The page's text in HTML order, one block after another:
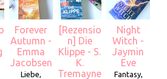
Forever
Autumn -
Emma
Jacobsen
Liebe,
[Rezensio
n] Die
Klippe - S.
K.
Tremayne
Night
Witch -
Jaymin
Eve
Fantasy,